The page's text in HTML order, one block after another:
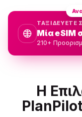
ΤΑΞΙΔΕΥΕΤΕ
Μία eSIM
210+
Η